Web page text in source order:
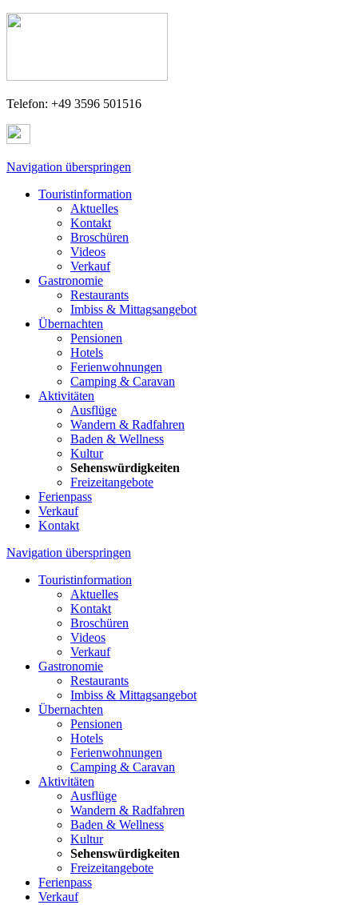
Telefon: +49 3596 501516
Navigation überspringen
Touristinformation
Aktuelles
Kontakt
Broschüren
Videos
Verkauf
Gastronomie
Restaurants
Imbiss & Mittagsangebot
Übernachten
Pensionen
Hotels
Ferienwohnungen
Camping & Caravan
Aktivitäten
Ausflüge
Wandern & Radfahren
Baden & Wellness
Kultur
Sehenswürdigkeiten
Freizeitangebote
Ferienpass
Verkauf
Kontakt
Navigation überspringen
Touristinformation
Aktuelles
Kontakt
Broschüren
Videos
Verkauf
Gastronomie
Restaurants
Imbiss & Mittagsangebot
Übernachten
Pensionen
Hotels
Ferienwohnungen
Camping & Caravan
Aktivitäten
Ausflüge
Wandern & Radfahren
Baden & Wellness
Kultur
Sehenswürdigkeiten
Freizeitangebote
Ferienpass
Verkauf